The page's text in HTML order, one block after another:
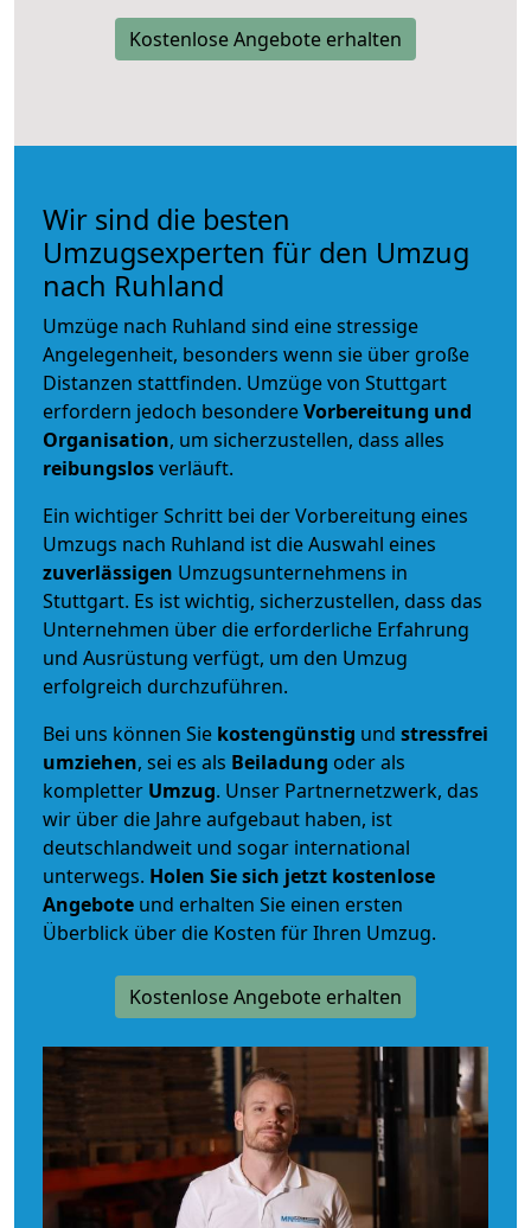
Kostenlose Angebote erhalten
Wir sind die besten
Umzugsexperten für den Umzug
nach Ruhland
Umzüge nach Ruhland sind eine stressige
Angelegenheit, besonders wenn sie über große
Distanzen stattfinden. Umzüge von Stuttgart
erfordern jedoch besondereVorbereitung und
Organisation, um sicherzustellen, dass alles
reibungslosverläuft.
Ein wichtiger Schritt bei der Vorbereitung eines
Umzugs nach Ruhland ist die Auswahl eines
zuverlässigen Umzugsunternehmens in
Stuttgart. Es ist wichtig, sicherzustellen, dass das
Unternehmen über die erforderliche Erfahrung
und Ausrüstung verfügt, um den Umzug
erfolgreich durchzuführen.
Bei uns können Sie kostengünstig und stressfrei
umziehen, sei es als Beiladung oder als
kompletter Umzug. Unser Partnernetzwerk, das
wir über die Jahre aufgebaut haben, ist
deutschlandweit und sogar international
unterwegs. Holen Sie sich jetzt kostenlose
Angebote und erhalten Sie einen ersten
Überblick über die Kosten für Ihren Umzug.
Kostenlose Angebote erhalten